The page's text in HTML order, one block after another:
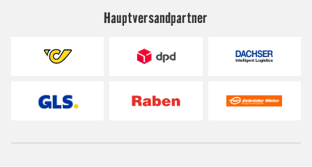
Hauptversandpartner